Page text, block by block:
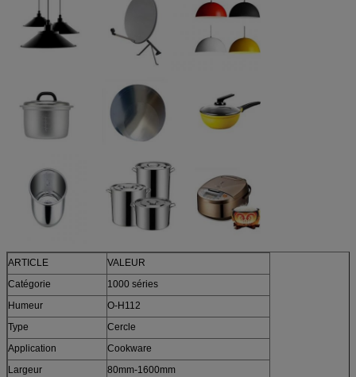
ARTICLE
VALEUR
Catégorie
1000 séries
Humeur
O-H112
Type
Cercle
Application
Cookware
Largeur
80mm-1600mm